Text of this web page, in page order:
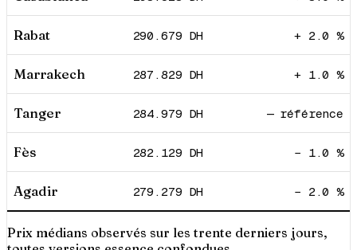
Rabat 290.679 DH + 2.0 %
Marrakech 287.829 DH + 1.0 %
Tanger 284.979 DH — référence
Fès 282.129 DH − 1.0 %
Agadir 279.279 DH − 2.0 %
Prix médians observés sur les trente derniers jours,